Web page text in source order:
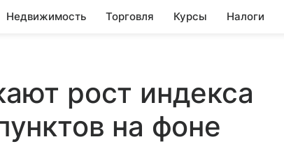
Недвижимость Торговля Курсы Налоги
рост индекса
на фоне